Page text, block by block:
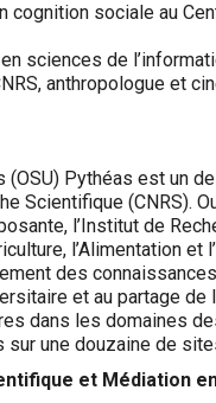
cognition sociale au
sciences de
anthropologue et
(OSU) Pythéas est un
Scientifique (CNRS).
l’Institut de
l’Alimentation et
des
et au partage
dans les domaines
une douzaine de
et Médiation